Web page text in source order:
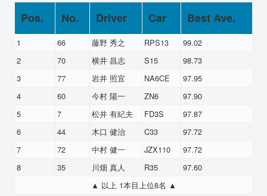
Pos. No. Driver Car Best Ave.
1 66 藤野 秀之 RPS13
99.02
2
70 横井 昌志 S15
98.73
3
77 岩井 照宜 NA6CE
97.95
4
60 今村 陽一 ZN6
97.90
5
7 松井 有紀夫 FD3S
97.87
6
44 木口 健治 C33
97.72
7
72 中村 健一 JZX110
97.72
8
35 川畑 真人 R35
97.60
▲ 以上 1本目上位8名 ▲